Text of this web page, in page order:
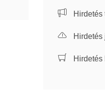
Hirdetés
Hirdetés